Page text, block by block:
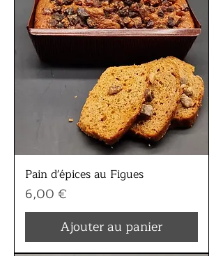
Pain d'épices au Figues
Prix
6,00 €
Ajouter au panier